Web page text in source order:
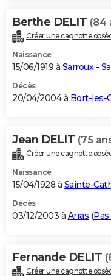
Berthe DELIT (84
Créer une cagnotte
Naissance
15/06/1919 à Sarroux -
Décès
20/04/2004 à Bort-les-
Jean DELIT (75
Créer une cagnotte
Naissance
15/04/1928 à Sainte-
Décès
03/12/2003 à Arras (
Fernande DELIT
Créer une cagnotte